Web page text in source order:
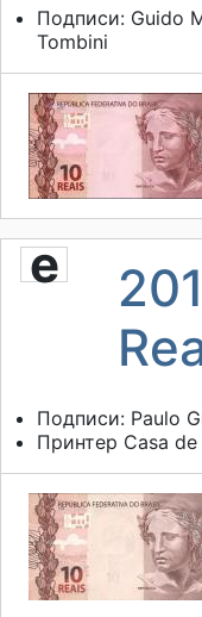
Подписи: Guido
Tombini
e
Подписи: Paulo
Принтер Casa